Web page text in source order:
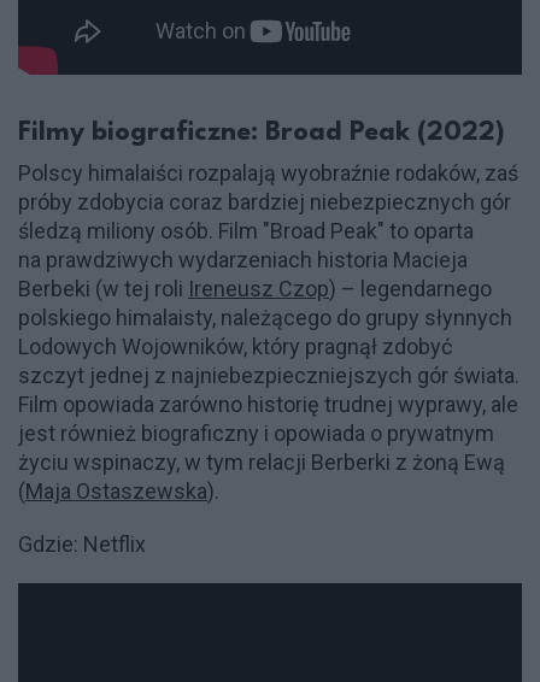
Filmy biograficzne: Broad Peak (2022)
Polscy himalaiści rozpalają wyobraźnie rodaków, zaś
próby zdobycia coraz bardziej niebezpiecznych gór
śledzą miliony osób. Film "Broad Peak" to oparta
na prawdziwych wydarzeniach historia Macieja
Berbeki (w tej roli Ireneusz Czop) – legendarnego
polskiego himalaisty, należącego do grupy słynnych
Lodowych Wojowników, który pragnął zdobyć
szczyt jednej z najniebezpieczniejszych gór świata.
Film opowiada zarówno historię trudnej wyprawy, ale
jest również biograficzny i opowiada o prywatnym
życiu wspinaczy, w tym relacji Berberki z żoną Ewą
(Maja Ostaszewska).
Gdzie: Netflix